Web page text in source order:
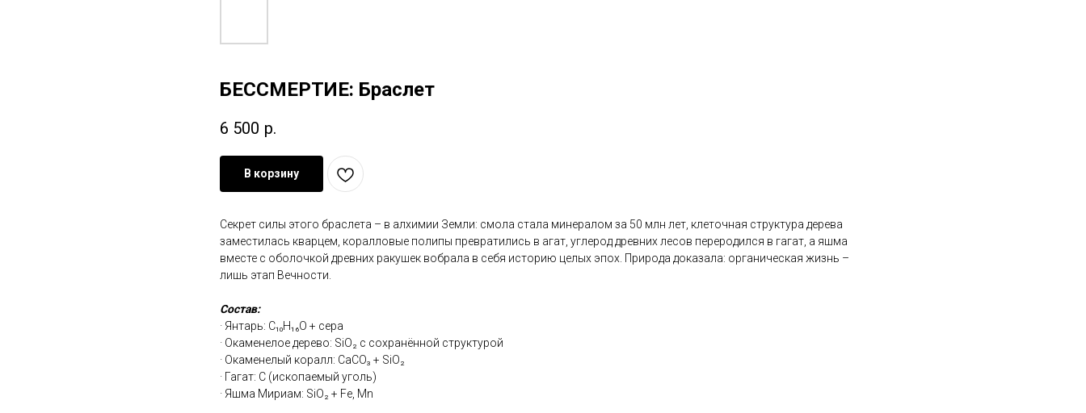
БЕССМЕРТИЕ: Браслет
6 500 р.
В корзину
Секрет силы этого браслета – в алхимии Земли: смола стала минералом за 50 млн лет, клеточная структура дерева
заместилась кварцем, коралловые полипы превратились в агат, углерод древних лесов переродился в гагат, а яшма
вместе с оболочкой древних ракушек вобрала в себя историю целых эпох. Природа доказала: органическая жизнь –
лишь этап Вечности.
Состав:
· Янтарь: C₁₀H₁₆O + сера
· Окаменелое дерево: SiO₂ с сохранённой структурой
· Окаменелый коралл: CaCO₃ + SiO₂
· Гагат: C (ископаемый уголь)
· Яшма Мириам: SiO₂ + Fe, Mn